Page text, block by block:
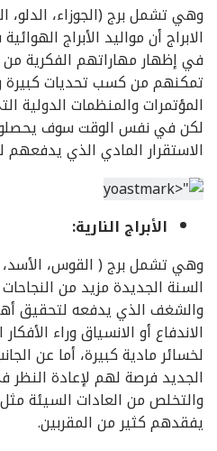
وهي تشمل برج (الجوزاء، الدلو،
الابراجأن مواليد الأبراج
في إظهار مهاراتهم الفكرية من
تمكنهم من كسب تحديات
المؤتمرات والمنظمات الدولية
لكن في نفس الوقت سوف
الاستقرار المادي الذي
الأبراج النارية:
وهي تشمل برج ( القوس،
السنة الجديدة مزيد من
والشغف الذي يدفعه لتحقيق
الاندفاع أو الانسياق وراء
لخسائر مادية كبيرة، أما عن
الجديد فرصة لهم لإعادة النظر
والتخلص من العادات السيئة
يفقدهم كثير من المقربين.